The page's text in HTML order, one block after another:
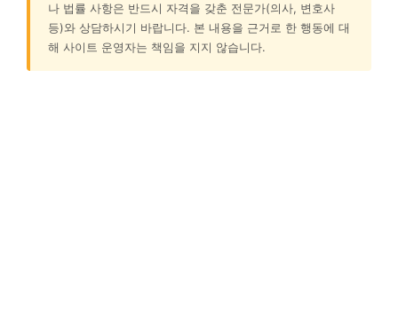
나 법률 사항은 반드시 자격을 갖춘 전문가(의사, 변호사
등)와 상담하시기 바랍니다. 본 내용을 근거로 한 행동에 대
해 사이트 운영자는 책임을 지지 않습니다.